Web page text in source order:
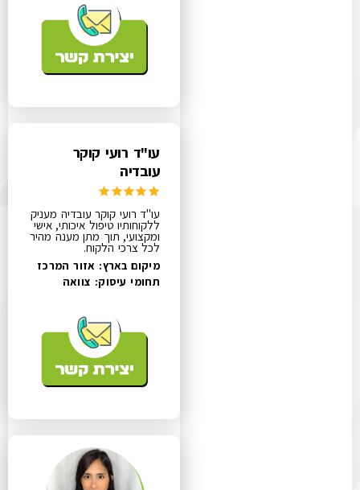
עו"ד רועי קוקר
עובדיה
עו"ד רועי קוקר עובדיה מעניק
ללקוחותיו טיפול איכותי, אישי
ומקצועי, תוך מתן מענה מהיר
לכל צרכי הלקוח.
מיקום בארץ: אזור המרכז
תחומי עיסוק: צוואה